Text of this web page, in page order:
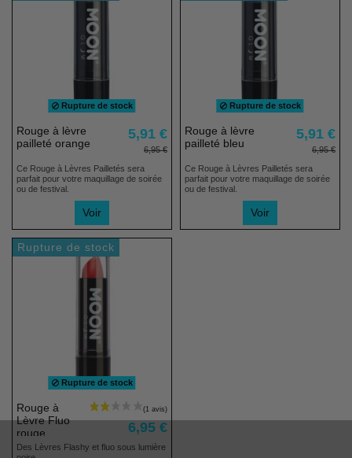
Rupture de stock
Rouge à lèvre
pailleté orange
5,91 €
6,95 €
Ce Rouge à Lèvres Pailletés sera
parfait pour votre maquillage de soirée
ou de festival.
Voir
Rupture de stock
Rouge à lèvre
pailleté bleu
5,91 €
6,95 €
Ce Rouge à Lèvres Pailletés sera
parfait pour votre maquillage de soirée
ou de festival.
Voir
Rupture de stock
Rupture de stock
Rouge à
Lèvre Fluo
rouge
6,95 €
Des Lèvres Flashy et fluo sous lumière